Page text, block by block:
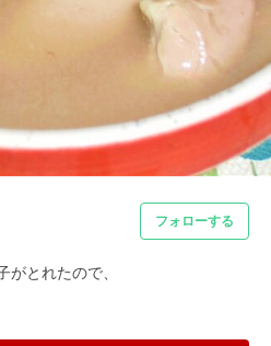
フォローする
がとれたので、